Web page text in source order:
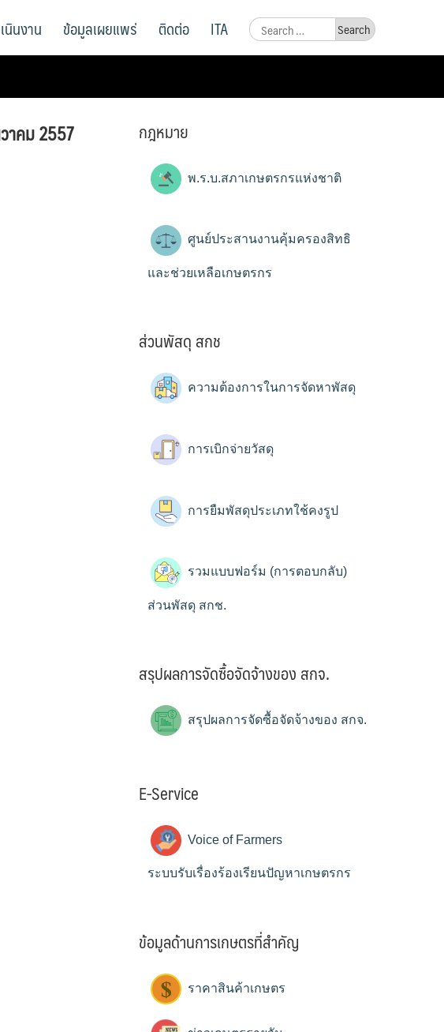
Search
for:
นินงาน ข้อมูลเผยแพร่ ติดต่อ ITA
าคม 2557 กฎหมาย
พ.ร.บ.สภาเกษตรกรแห่งชาติ
ศูนย์ประสานงานคุ้มครองสิทธิ
และช่วยเหลือเกษตรกร
ส่วนพัสดุ สกช
ความต้องการในการจัดหาพัสดุ
การเบิกจ่ายวัสดุ
การยืมพัสดุประเภทใช้คงรูป
รวมแบบฟอร์ม (การตอบกลับ)
ส่วนพัสดุ สกช.
สรุปผลการจัดซื้อจัดจ้างของ สกจ.
สรุปผลการจัดซื้อจัดจ้างของ สกจ.
E-Service
Voice of Farmers
ระบบรับเรื่องร้องเรียนปัญหาเกษตรกร
ข้อมูลด้านการเกษตรที่สำคัญ
ราคาสินค้าเกษตร